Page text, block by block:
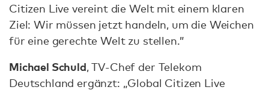
Citizen Live vereint die Welt mit einem klaren
Ziel: Wir müssen jetzt handeln, um die Weichen
für eine gerechte Welt zu stellen.”
Michael Schuld, TV-Chef der Telekom
Deutschland ergänzt: „Global Citizen Live